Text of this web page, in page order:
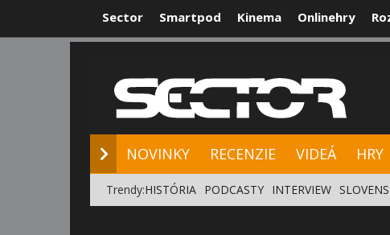
Sector Smartpod Kinema Onlinehry
NOVINKY RECENZIE VIDEÁ HRY
Trendy:HISTÓRIA PODCASTY INTERVIEW